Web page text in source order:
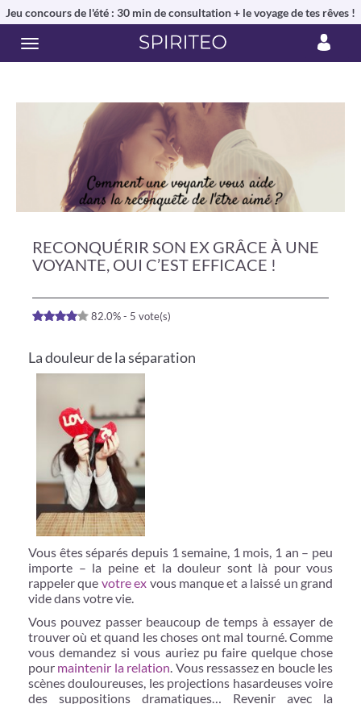
Jeu concours de l'été : 30 min de consultation + le voyage de tes rêves !
RECONQUÉRIR SON EX GRÂCE À UNE
VOYANTE, OUI C’EST EFFICACE !
82.0% - 5 vote(s)
La douleur de la séparation
Vous êtes séparés depuis 1 semaine, 1 mois, 1 an – peu
importe – la peine et la douleur sont là pour vous
rappeler que votre ex vous manque et a laissé un grand
vide dans votre vie.
Vous pouvez passer beaucoup de temps à essayer de
trouver où et quand les choses ont mal tourné. Comme
vous demandez si vous auriez pu faire quelque chose
pour maintenir la relation. Vous ressassez en boucle les
scènes douloureuses, les projections hasardeuses voire
des suppositions dramatiques… Revenir avec la